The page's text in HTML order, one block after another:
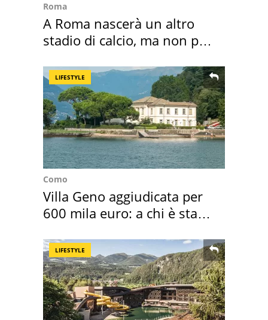
Roma
A Roma nascerà un altro
stadio di calcio, ma non per
LIFESTYLE
Como
Villa Geno aggiudicata per
600 mila euro: a chi è stata
LIFESTYLE